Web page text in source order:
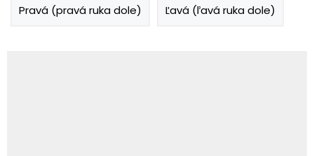
Pravá (pravá ruka dole)
Ľavá (ľavá ruka dole)